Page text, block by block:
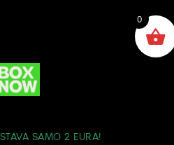
SAMO 2 EURA!
0